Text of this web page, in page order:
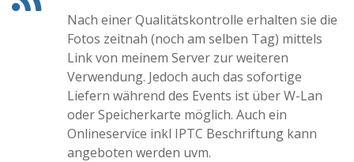
Nach einer Qualitätskontrolle erhalten sie die
Fotos zeitnah (noch am selben Tag) mittels
Link von meinem Server zur weiteren
Verwendung. Jedoch auch das sofortige
Liefern während des Events ist über W-Lan
oder Speicherkarte möglich. Auch ein
Onlineservice inkl IPTC Beschriftung kann
angeboten werden uvm.